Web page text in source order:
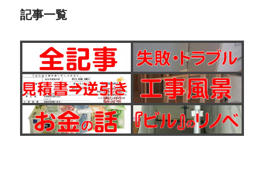
記事一覧